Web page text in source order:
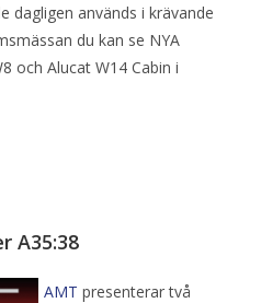
dagligen används i krävande
du kan se NYA
och Alucat W14 Cabin i
A35:38
AMT presenterar två